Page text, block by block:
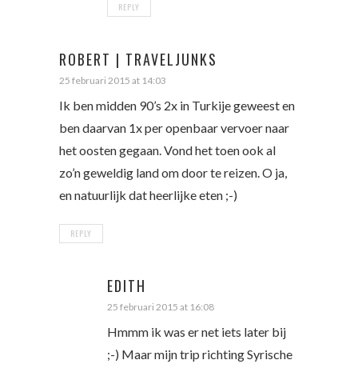
REPLY
ROBERT | TRAVELJUNKS
25 februari 2015 at 14:03
Ik ben midden 90’s 2x in Turkije geweest en
ben daarvan 1x per openbaar vervoer naar
het oosten gegaan. Vond het toen ook al
zo’n geweldig land om door te reizen. O ja,
en natuurlijk dat heerlijke eten ;-)
REPLY
EDITH
25 februari 2015 at 16:08
Hmmm ik was er net iets later bij
;-) Maar mijn trip richting Syrische